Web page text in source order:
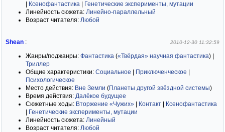
Ксенофантастика
Генетические эксперименты, мутации
Линейность сюжета: Линейно-параллельный
Возраст читателя: Любой
Shean : 2010-12-30 11:32:59
Жанры/поджанры: Фантастика («Твёрдая» научная фантастика)
Триллер
Общие характеристики: Социальное Приключенческое
Психологическое
Место действия: Вне Земли (Планеты другой звёздной системы)
Время действия: Далёкое будущее
Сюжетные ходы: Вторжение «Чужих» Контакт
Ксенофантастика
Генетические эксперименты, мутации
Линейность сюжета: Линейный
Возраст читателя: Любой